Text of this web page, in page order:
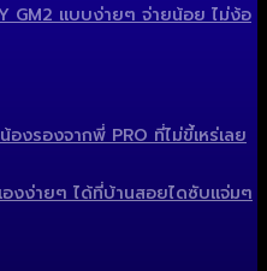
GM2 แบบง่ายๆ จ่ายน้อย ไม่ง้อ
องรองจากพี่ PRO ที่ไม่ขี้เหร่เลย
องง่ายๆ ได้ที่บ้านสอยไดซับแจ่มๆ